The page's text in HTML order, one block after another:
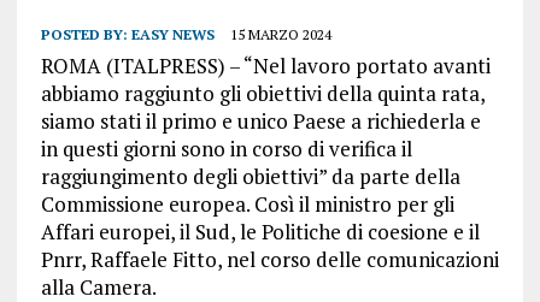
POSTED BY: EASY NEWS 15 MARZO 2024
ROMA (ITALPRESS) – “Nel lavoro portato avanti
abbiamo raggiunto gli obiettivi della quinta rata,
siamo stati il primo e unico Paese a richiederla e
in questi giorni sono in corso di verifica il
raggiungimento degli obiettivi” da parte della
Commissione europea. Così il ministro per gli
Affari europei, il Sud, le Politiche di coesione e il
Pnrr, Raffaele Fitto, nel corso delle comunicazioni
alla Camera.